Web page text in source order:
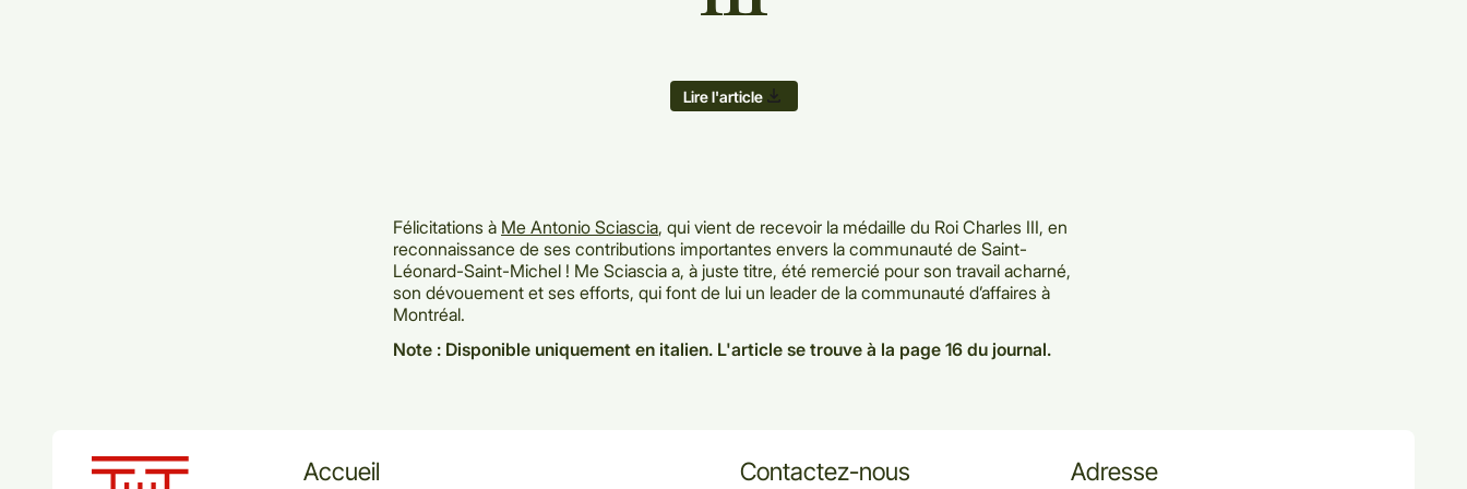
Lire l'article
Félicitations à Me Antonio Sciascia, qui vient de recevoir la médaille du Roi Charles III, en
reconnaissance de ses contributions importantes envers la communauté de Saint-
Léonard-Saint-Michel ! Me Sciascia a, à juste titre, été remercié pour son travail acharné,
son dévouement et ses efforts, qui font de lui un leader de la communauté d’affaires à
Montréal.
Note : Disponible uniquement en italien. L'article se trouve à la page 16 du journal.
Accueil Contactez-nous Adresse